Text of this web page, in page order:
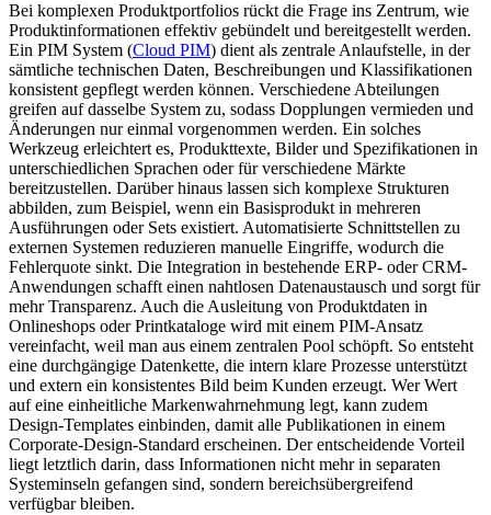
Bei komplexen Produktportfolios rückt die Frage ins Zentrum, wie
Produktinformationen effektiv gebündelt und bereitgestellt werden.
Ein PIM System (Cloud PIM) dient als zentrale Anlaufstelle, in der
sämtliche technischen Daten, Beschreibungen und Klassifikationen
konsistent gepflegt werden können. Verschiedene Abteilungen
greifen auf dasselbe System zu, sodass Dopplungen vermieden und
Änderungen nur einmal vorgenommen werden. Ein solches
Werkzeug erleichtert es, Produkttexte, Bilder und Spezifikationen in
unterschiedlichen Sprachen oder für verschiedene Märkte
bereitzustellen. Darüber hinaus lassen sich komplexe Strukturen
abbilden, zum Beispiel, wenn ein Basisprodukt in mehreren
Ausführungen oder Sets existiert. Automatisierte Schnittstellen zu
externen Systemen reduzieren manuelle Eingriffe, wodurch die
Fehlerquote sinkt. Die Integration in bestehende ERP- oder CRM-
Anwendungen schafft einen nahtlosen Datenaustausch und sorgt für
mehr Transparenz. Auch die Ausleitung von Produktdaten in
Onlineshops oder Printkataloge wird mit einem PIM-Ansatz
vereinfacht, weil man aus einem zentralen Pool schöpft. So entsteht
eine durchgängige Datenkette, die intern klare Prozesse unterstützt
und extern ein konsistentes Bild beim Kunden erzeugt. Wer Wert
auf eine einheitliche Markenwahrnehmung legt, kann zudem
Design-Templates einbinden, damit alle Publikationen in einem
Corporate-Design-Standard erscheinen. Der entscheidende Vorteil
liegt letztlich darin, dass Informationen nicht mehr in separaten
Systeminseln gefangen sind, sondern bereichsübergreifend
verfügbar bleiben.